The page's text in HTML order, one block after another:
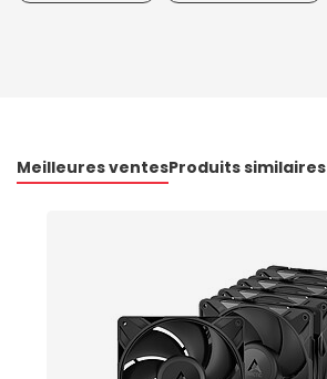
Meilleures ventesProduits similaires